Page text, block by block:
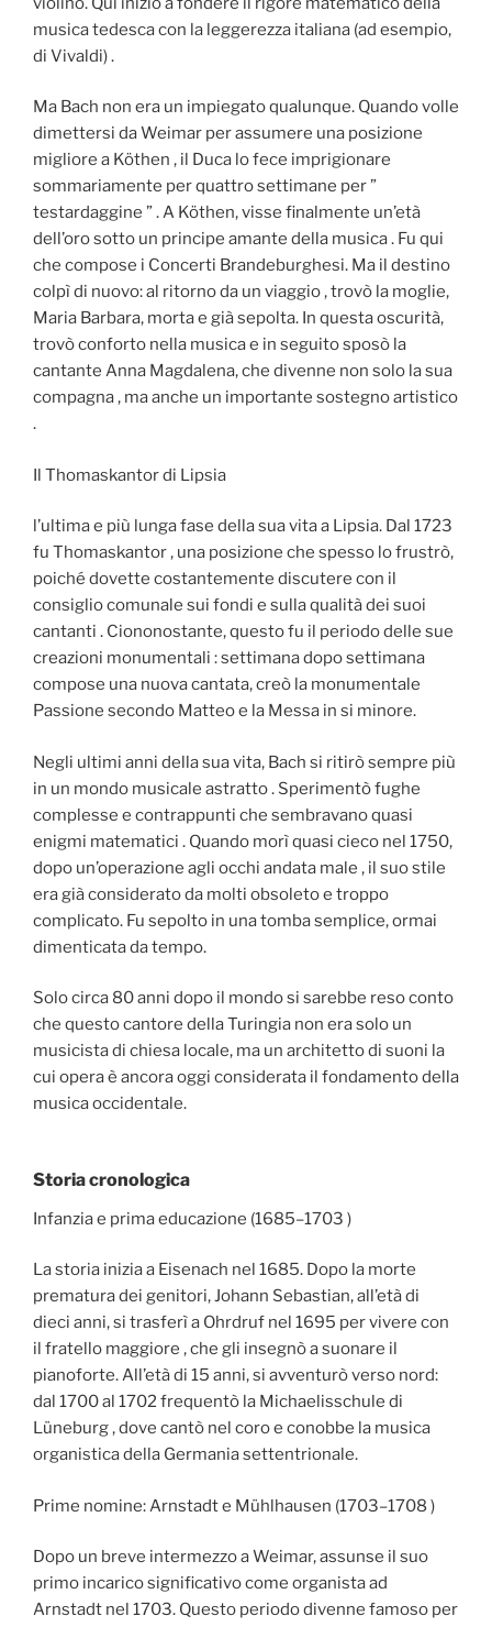
musica tedesca con la leggerezza italiana (ad esempio,
di Vivaldi) .
Ma Bach non era un impiegato qualunque. Quando volle
dimettersi da Weimar per assumere una posizione
migliore a Köthen , il Duca lo fece imprigionare
sommariamente per quattro settimane per ”
testardaggine ” . A Köthen, visse finalmente un’età
dell’oro sotto un principe amante della musica . Fu qui
che compose i Concerti Brandeburghesi. Ma il destino
colpì di nuovo: al ritorno da un viaggio , trovò la moglie,
Maria Barbara, morta e già sepolta. In questa oscurità,
trovò conforto nella musica e in seguito sposò la
cantante Anna Magdalena, che divenne non solo la sua
compagna , ma anche un importante sostegno artistico
.
Il Thomaskantor di Lipsia
l’ultima e più lunga fase della sua vita a Lipsia. Dal 1723
fu Thomaskantor , una posizione che spesso lo frustrò,
poiché dovette costantemente discutere con il
consiglio comunale sui fondi e sulla qualità dei suoi
cantanti . Ciononostante, questo fu il periodo delle sue
creazioni monumentali : settimana dopo settimana
compose una nuova cantata, creò la monumentale
Passione secondo Matteo e la Messa in si minore.
Negli ultimi anni della sua vita, Bach si ritirò sempre più
in un mondo musicale astratto . Sperimentò fughe
complesse e contrappunti che sembravano quasi
enigmi matematici . Quando morì quasi cieco nel 1750,
dopo un’operazione agli occhi andata male , il suo stile
era già considerato da molti obsoleto e troppo
complicato. Fu sepolto in una tomba semplice, ormai
dimenticata da tempo.
Solo circa 80 anni dopo il mondo si sarebbe reso conto
che questo cantore della Turingia non era solo un
musicista di chiesa locale, ma un architetto di suoni la
cui opera è ancora oggi considerata il fondamento della
musica occidentale.
Storia cronologica
Infanzia e prima educazione (1685–1703 )
La storia inizia a Eisenach nel 1685. Dopo la morte
prematura dei genitori, Johann Sebastian, all’età di
dieci anni, si trasferì a Ohrdruf nel 1695 per vivere con
il fratello maggiore , che gli insegnò a suonare il
pianoforte. All’età di 15 anni, si avventurò verso nord:
dal 1700 al 1702 frequentò la Michaelisschule di
Lüneburg , dove cantò nel coro e conobbe la musica
organistica della Germania settentrionale.
Prime nomine: Arnstadt e Mühlhausen (1703–1708 )
Dopo un breve intermezzo a Weimar, assunse il suo
primo incarico significativo come organista ad
Arnstadt nel 1703. Questo periodo divenne famoso per